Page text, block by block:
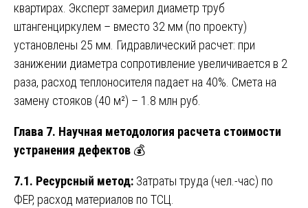
квартирах. Эксперт замерил диаметр труб
штангенциркулем – вместо 32 мм (по проекту)
установлены 25 мм. Гидравлический расчет: при
занижении диаметра сопротивление увеличивается в 2
раза, расход теплоносителя падает на 40%. Смета на
замену стояков (40 м²) – 1.8 млн руб.
Глава 7. Научная методология расчета стоимости
устранения дефектов 💰
7.1. Ресурсный метод: Затраты труда (чел.-час) по
ФЕР, расход материалов по ТСЦ.